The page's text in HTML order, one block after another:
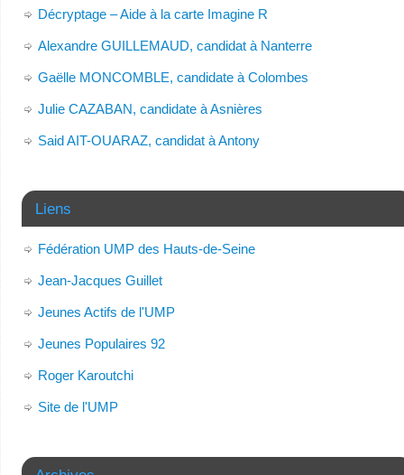
Décryptage – Aide à la carte Imagine R
Alexandre GUILLEMAUD, candidat à Nanterre
Gaëlle MONCOMBLE, candidate à Colombes
Julie CAZABAN, candidate à Asnières
Said AIT-OUARAZ, candidat à Antony
Liens
Fédération UMP des Hauts-de-Seine
Jean-Jacques Guillet
Jeunes Actifs de l'UMP
Jeunes Populaires 92
Roger Karoutchi
Site de l'UMP